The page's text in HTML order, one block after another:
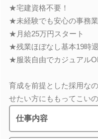
★宅建資格不要！
★未経験でも安心の事務
★月給25万円スタート
★残業ほぼなし基本19時
★服装自由でカジュアル
育成を前提とした採用な
せたい方にももってこい
仕事内容